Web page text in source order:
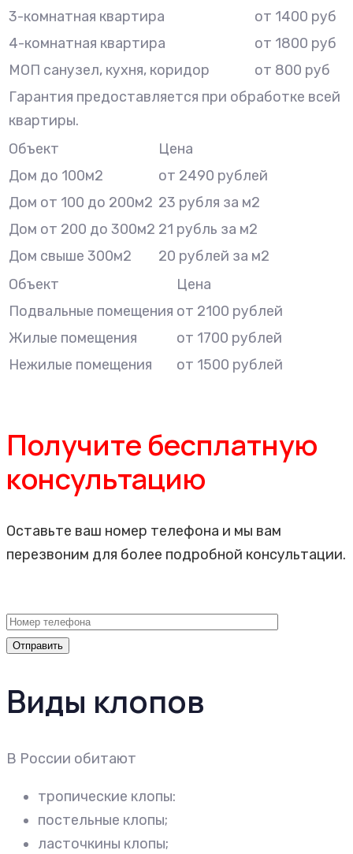
3-комнатная квартира
от 1400 руб
4-комнатная квартира
от 1800 руб
МОП санузел, кухня, коридор
от 800 руб
Гарантия предоставляется при обработке всей
квартиры.
Объект
Цена
Дом до 100м2
от 2490 рублей
Дом от 100 до 200м2 23 рубля за м2
Дом от 200 до 300м2 21 рубль за м2
Дом свыше 300м2
20 рублей за м2
Объект
Цена
Подвальные помещения от 2100 рублей
Жилые помещения
от 1700 рублей
Нежилые помещения
от 1500 рублей
Получите бесплатную
консультацию
Оставьте ваш номер телефона и мы вам
перезвоним для более подробной консультации.
Виды клопов
В России обитают
тропические клопы:
постельные клопы;
ласточкины клопы;